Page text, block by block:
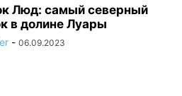
Люд: самый северный
в долине Луары
- 06.09.2023